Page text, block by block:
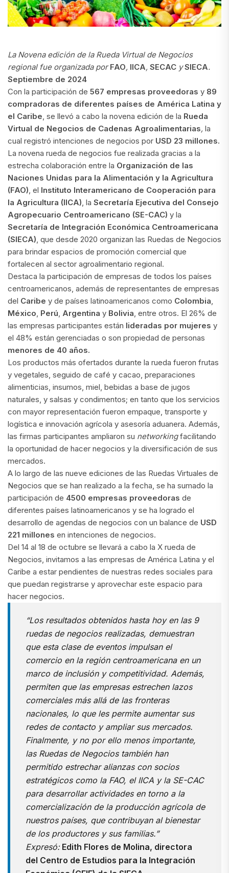
La Novena edición de la Rueda Virtual de Negocios
regional fue organizada porFAO, IICA, SECAC ySIECA.
Septiembre de 2024
Con la participación de 567 empresas proveedoras y 89
compradoras de diferentes países de América Latina y
el Caribe , se llevó a cabo la novena edición de la Rueda
Virtual de Negocios de Cadenas Agroalimentarias, la
cual registró intenciones de negocios por USD 23 millones.
La novena rueda de negocios fue realizada gracias a la
estrecha colaboración entre la Organización de las
Naciones Unidas para la Alimentación y la Agricultura
(FAO) , el Instituto Interamericano de Cooperación para
la Agricultura (IICA) , la Secretaría Ejecutiva del Consejo
Agropecuario Centroamericano (SE-CAC) y la
Secretaría de Integración Económica Centroamericana
(SIECA) , que desde 2020 organizan las Ruedas de Negocios
para brindar espacios de promoción comercial que
fortalecen al sector agroalimentario regional.
Destaca la participación de empresas de todos los países
centroamericanos, además de representantes de empresas
del Caribe y de países latinoamericanos como Colombia
México Perú Argentina y Bolivia , entre otros. El 26% de
las empresas participantes están lideradas por mujeres y
el 48% están gerenciadas o son propiedad de personas
menores de 40 años.
Los productos más ofertados durante la rueda fueron frutas
y vegetales, seguido de café y cacao, preparaciones
alimenticias, insumos, miel, bebidas a base de jugos
naturales, y salsas y condimentos; en tanto que los servicios
con mayor representación fueron empaque, transporte y
logística e innovación agrícola y asesoría aduanera. Además,
las firmas participantes ampliaron su networkingfacilitando
la oportunidad de hacer negocios y la diversificación de sus
mercados.
A lo largo de las nueve ediciones de las Ruedas Virtuales de
Negocios que se han realizado a la fecha, se ha sumado la
participación de 4500 empresas proveedoras de
diferentes países latinoamericanos y se ha logrado el
desarrollo de agendas de negocios con un balance de USD
221 millones en intenciones de negocios.
Del 14 al 18 de octubre se llevará a cabo la X rueda de
Negocios, invitamos a las empresas de América Latina y el
Caribe a estar pendientes de nuestras redes sociales para
que puedan registrarse y aprovechar este espacio para
hacer negocios.
“Los resultados obtenidos hasta hoy en las 9
ruedas de negocios realizadas, demuestran
que esta clase de eventos impulsan el
comercio en la región centroamericana en un
marco de inclusión y competitividad. Además,
permiten que las empresas estrechen lazos
comerciales más allá de las fronteras
nacionales, lo que les permite aumentar sus
redes de contacto y ampliar sus mercados.
Finalmente, y no por ello menos importante,
las Ruedas de Negocios también han
permitido estrechar alianzas con socios
estratégicos como la FAO, el IICA y la SE-CAC
para desarrollar actividades en torno a la
comercialización de la producción agrícola de
nuestros países, que contribuyan al bienestar
de los productores y sus familias.”
Expresó:Edith Flores de Molina, directora
del Centro de Estudios para la Integración